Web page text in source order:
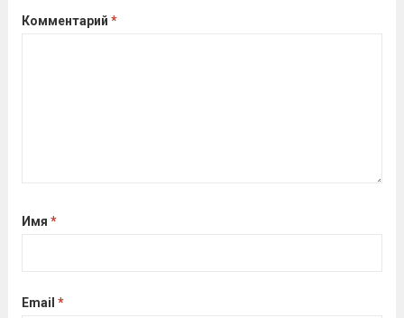
Комментарий *
Имя *
Email *